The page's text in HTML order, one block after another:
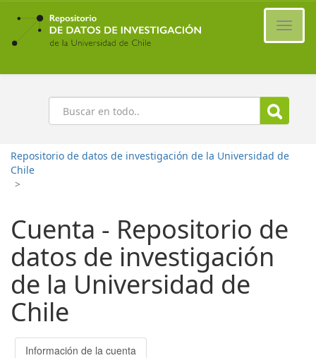
Ir
contenido
principal
Buscar
Repositorio de datos de investigación de la Universidad de
Chile
>
Cuenta - Repositorio de
datos de investigación
de la Universidad de
Chile
Información de la cuenta